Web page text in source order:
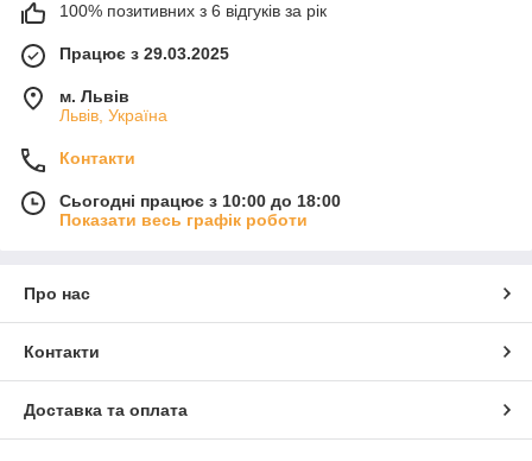
100% позитивних з 6 відгуків за рік
Працює з 29.03.2025
м. Львів
Львів, Україна
Контакти
Сьогодні працює з 10:00 до 18:00
Показати весь графік роботи
Про нас
Контакти
Доставка та оплата